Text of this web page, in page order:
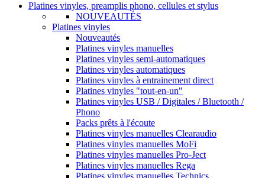
Platines vinyles, preamplis phono, cellules et stylus
NOUVEAUTÉS
Platines vinyles
Nouveautés
Platines vinyles manuelles
Platines vinyles semi-automatiques
Platines vinyles automatiques
Platines vinyles à entrainement direct
Platines vinyles "tout-en-un"
Platines vinyles USB / Digitales / Bluetooth /
Phono
Packs prêts à l'écoute
Platines vinyles manuelles Clearaudio
Platines vinyles manuelles MoFi
Platines vinyles manuelles Pro-Ject
Platines vinyles manuelles Rega
Platines vinyles manuelles Technics